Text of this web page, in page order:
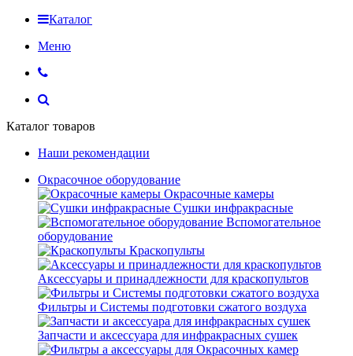
Каталог
Меню
Каталог товаров
Наши рекомендации
Окрасочное оборудование
Окрасочные камеры
Сушки инфракрасные
Вспомогательное
оборудование
Краскопульты
Аксессуары и принадлежности для краскопультов
Фильтры и Системы подготовки сжатого воздуха
Запчасти и аксессуара для инфракрасных сушек